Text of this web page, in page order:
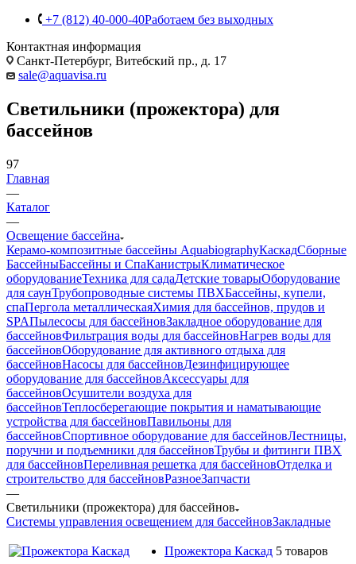
+7 (812) 40-000-40Работаем без выходных
Контактная информация
Санкт-Петербург, Витебский пр., д. 17
sale@aquavisa.ru
Светильники (прожектора) для
бассейнов
97
Главная
—
Каталог
—
Освещение бассейна
Керамо-композитные бассейны AquabiographyКаскадСборные
БассейныБассейны и СпаКанистрыКлиматическое
оборудованиеТехника для садаДетские товарыОборудование
для саунТрубопроводные системы ПВХБассейны, купели,
спаПергола металлическаяХимия для бассейнов, прудов и
SPAПылесосы для бассейновЗакладное оборудование для
бассейновФильтрация воды для бассейновНагрев воды для
бассейновОборудование для активного отдыха для
бассейновНасосы для бассейновДезинфицирующее
оборудование для бассейновАксессуары для
бассейновОсушители воздуха для
бассейновТеплосберегающие покрытия и наматывающие
устройства для бассейновПавильоны для
бассейновСпортивное оборудование для бассейновЛестницы,
поручни и подъемники для бассейновТрубы и фитинги ПВХ
для бассейновПереливная решетка для бассейновОтделка и
строительство для бассейновРазноеЗапчасти
—
Светильники (прожектора) для бассейнов
Системы управления освещением для бассейновЗакладные
Прожектора Каскад 5 товаров